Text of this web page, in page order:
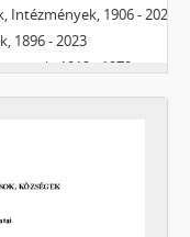
1906 - 2023
1896 - 2023
1912 - 1979
- 2017
létrejött bizottságok, 1945 - 1949
területi szervei, 1899 - 2002